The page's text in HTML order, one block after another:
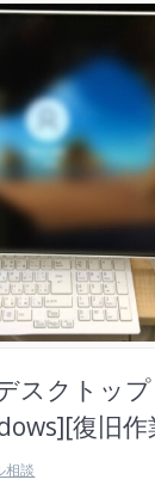
スクトッ
復旧作
相談